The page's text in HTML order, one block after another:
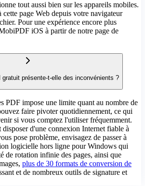
tout aussi bien sur les appareils mobiles.
cette page Web depuis votre navigateur
Pour une expérience encore plus
iOS à partir de notre page de
présente-t-elle des inconvénients ?
PDF impose une limite quant au nombre de
faire pivoter quotidiennement, ce qui
si vous comptez l'utiliser fréquemment.
disposer d'une connexion Internet fiable à
pose problème, envisagez de passer à
logicielle hors ligne pour Windows qui
de rotation infinie des pages, ainsi que
plus de 30 formats de conversion de
et de nombreux outils de signature et